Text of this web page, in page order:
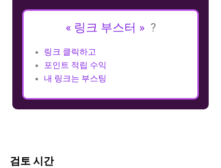
« 링크 부스터 » ?
링크 클릭하고
포인트 적립 수익
내 링크는 부스팅
검토 시간